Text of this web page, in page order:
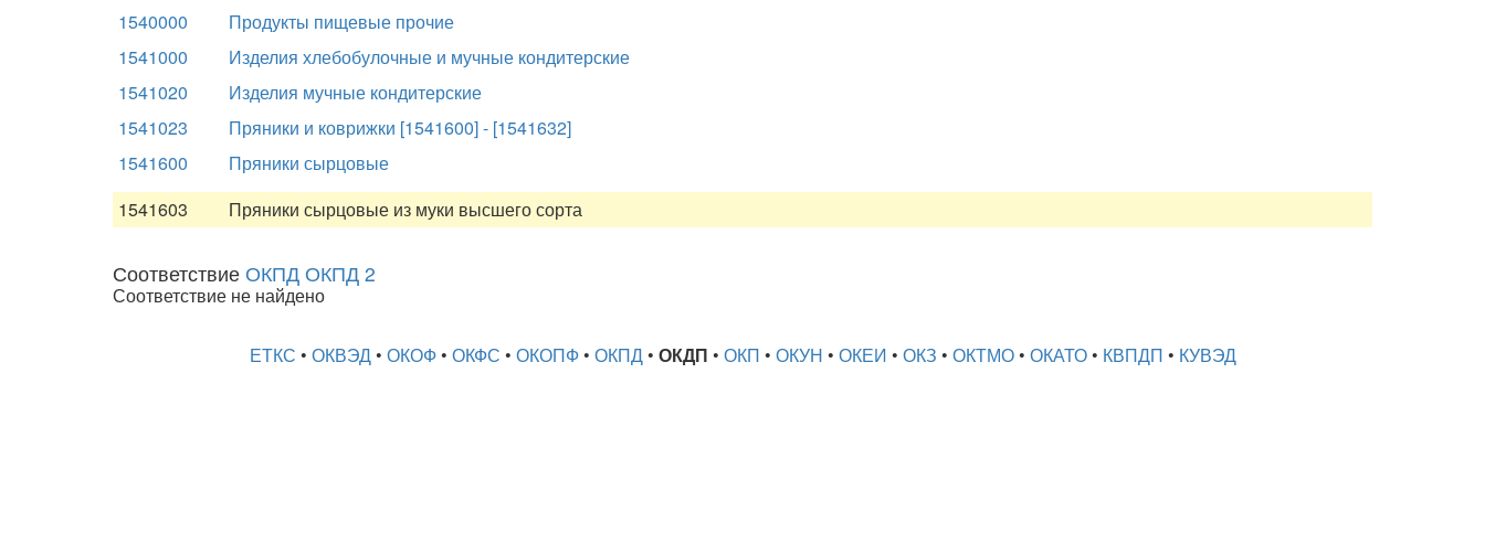
1540000
Продукты пищевые прочие
1541000
Изделия хлебобулочные и мучные кондитерские
1541020
Изделия мучные кондитерские
1541023
Пряники и коврижки [1541600] - [1541632]
1541600
Пряники сырцовые
1541603
Пряники сырцовые из муки высшего сорта
Соответствие ОКПД ОКПД 2
Соответствие не найдено
ЕТКС • ОКВЭД• ОКОФ• ОКФС • ОКОПФ• ОКПД• ОКДП • ОКП • ОКУН • ОКЕИ • ОКЗ • ОКТМО• ОКАТО• КВПДП • КУВЭД